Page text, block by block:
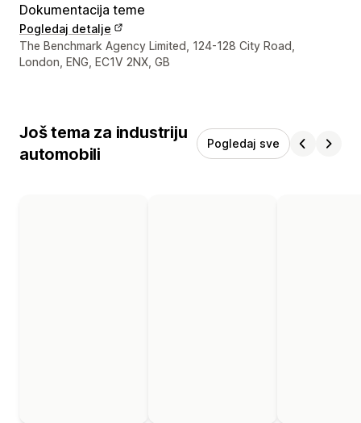
Dokumentacija teme
Pogledaj detalje
Podaci za kontakt dizajnera
The Benchmark Agency Limited, 124-128 City Road,
London, ENG, EC1V 2NX, GB
Još tema za industriju
automobili
Pogledaj sve